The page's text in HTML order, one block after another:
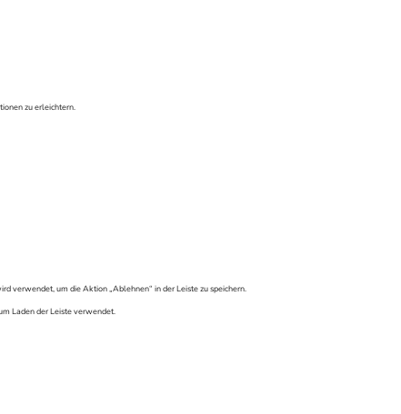
zu erleichtern.
verwendet, um die Aktion „Ablehnen“ in der Leiste zu speichern.
Laden der Leiste verwendet.